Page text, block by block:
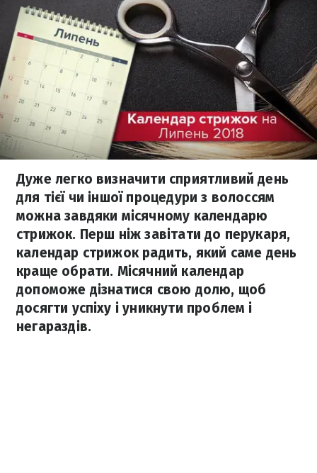
Дуже легко визначити сприятливий день
для тієї чи іншої процедури з волоссям
можна завдяки місячному календарю
стрижок. Перш ніж завітати до перукаря,
календар стрижок радить, який саме день
краще обрати. Місячний календар
допоможе дізнатися свою долю, щоб
досягти успіху і уникнути проблем і
негараздів.